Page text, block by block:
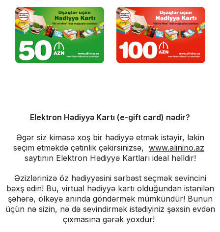
Elektron Hədiyyə Kartı (e-gift card) nədir?
Əgər siz kiməsə xoş bir hədiyyə etmək istəyir, lakin
seçim etməkdə çətinlik çəkirsinizsə, www.alinino.az
saytının Elektron Hədiyyə Kartları ideal həlldir!
Əzizlərinizə öz hədiyyəsini sərbəst seçmək sevincini
bəxş edin! Bu, virtual hədiyyə kartı olduğundan istənilən
şəhərə, ölkəyə anında göndərmək mümkündür! Bunun
üçün nə sizin, nə də sevindirmək istədiyiniz şəxsin evdən
çıxmasına gərək yoxdur!